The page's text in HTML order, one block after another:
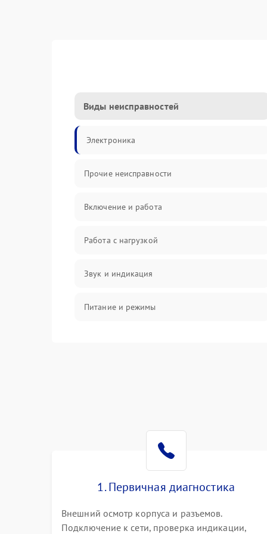
Виды неисправностей
Электроника
Прочие неисправности
Включение и работа
Работа с нагрузкой
Звук и индикация
Питание и режимы
1. Первичная диагностика
Внешний осмотр корпуса и разъемов.
Подключение к сети, проверка индикации,